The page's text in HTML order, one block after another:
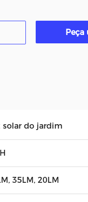
Peça
solar do jardim
35LM, 20LM